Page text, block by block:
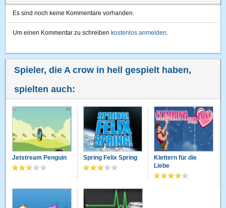
Es sind noch keine Kommentare vorhanden.
Um einen Kommentar zu schreiben kostenlos anmelden.
Spieler, die A crow in hell gespielt haben,
spielten auch:
Jetstream Penguin Spring Felix Spring
Klettern für die
Liebe